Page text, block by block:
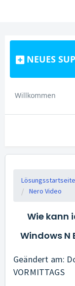
NEUES
Willkommen
Lösungsstartseite
Nero Video
Wie kann
Windows N
Geändert am:
VORMITTAGS